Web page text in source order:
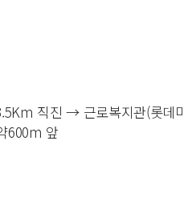
직진 → 근로복지관(롯데
600m 앞